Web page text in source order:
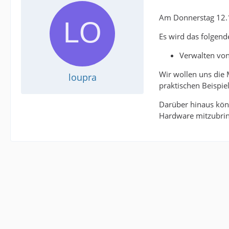
loupra
Am Donnerstag
Es wird das
Verwalten
Wir wollen uns die
praktischen
Darüber hinaus
Hardware